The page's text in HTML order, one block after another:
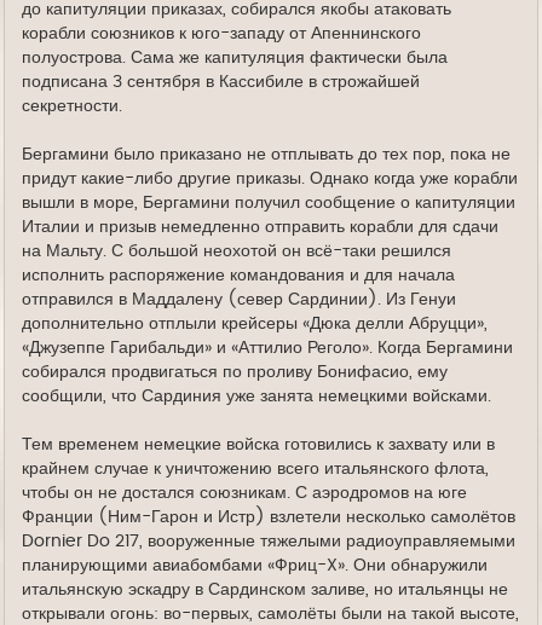
до капитуляции приказах, собирался якобы атаковать
корабли союзников к юго-западу от Апеннинского
полуострова. Сама же капитуляция фактически была
подписана 3 сентября в Кассибиле в строжайшей
секретности.
Бергамини было приказано не отплывать до тех пор, пока не
придут какие-либо другие приказы. Однако когда уже корабли
вышли в море, Бергамини получил сообщение о капитуляции
Италии и призыв немедленно отправить корабли для сдачи
на Мальту. С большой неохотой он всё-таки решился
исполнить распоряжение командования и для начала
отправился в Маддалену (север Сардинии). Из Генуи
дополнительно отплыли крейсеры «Дюка делли Абруцци»,
«Джузеппе Гарибальди» и «Аттилио Реголо». Когда Бергамини
собирался продвигаться по проливу Бонифасио, ему
сообщили, что Сардиния уже занята немецкими войсками.
Тем временем немецкие войска готовились к захвату или в
крайнем случае к уничтожению всего итальянского флота,
чтобы он не достался союзникам. С аэродромов на юге
Франции (Ним-Гарон и Истр) взлетели несколько самолётов
Dornier Do 217, вооруженные тяжелыми радиоуправляемыми
планирующими авиабомбами «Фриц-X». Они обнаружили
итальянскую эскадру в Сардинском заливе, но итальянцы не
открывали огонь: во-первых, самолёты были на такой высоте,